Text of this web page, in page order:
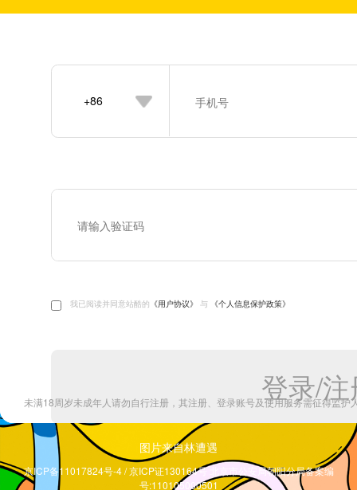
图片来自林遭遇
京ICP备11017824号-4 / 京ICP证130164号 北京市公安局朝阳分局备案编
号:110105000501